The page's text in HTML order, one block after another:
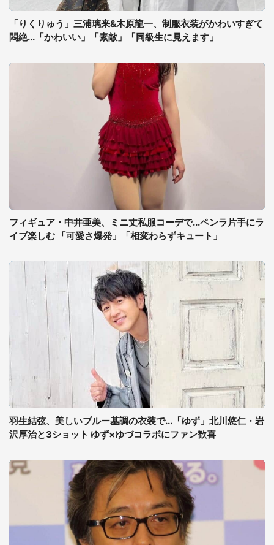
「りくりゅう」三浦璃来&木原龍一、制服衣装がかわいすぎて
悶絶...「かわいい」「素敵」「同級生に見えます」
フィギュア・中井亜美、ミニ丈私服コーデで...ペンラ片手にラ
イブ楽しむ 「可愛さ爆発」「相変わらずキュート」
羽生結弦、美しいブルー基調の衣装で...「ゆず」北川悠仁・岩
沢厚治と3ショット ゆず×ゆづコラボにファン歓喜